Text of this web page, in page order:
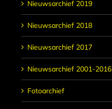
Nieuwsarchief 2019
Nieuwsarchief 2018
Nieuwsarchief 2017
Nieuwsarchief 2001-2016
Fotoarchief